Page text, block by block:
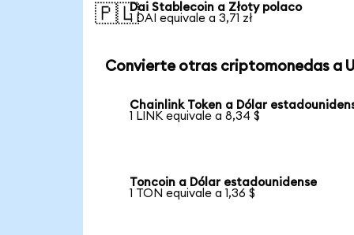
🇵🇱Dai Stablecoin a Złoty polaco
1 DAI equivale a 3,71 zł
Convierte otras criptomonedas a
Chainlink Token a Dólar
1 LINK equivale a 8,34 $
Toncoin a Dólar estadounidense
1 TON equivale a 1,36 $